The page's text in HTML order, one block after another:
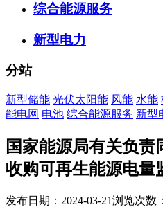
综合能源服务
新型电力
分站
新型储能 光伏太阳能 风能 水能
能电网 电池 综合能源服务 新型
国家能源局有关负
收购可再生能源电量
发布日期：2024-03-21浏览次数：